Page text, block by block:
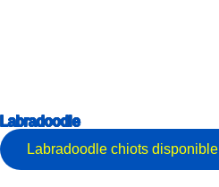
Labradoodle
Labradoodle chiots disponible